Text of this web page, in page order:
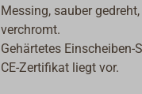
Messing, sauber
verchromt.
Gehärtetes
CE-Zertifikat liegt vor.